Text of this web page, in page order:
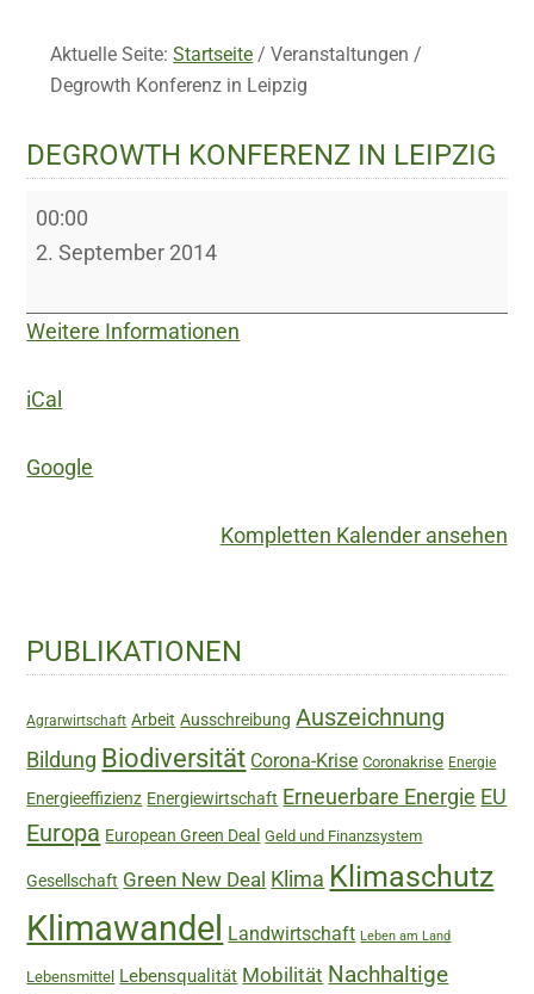
Aktuelle Seite:Startseite / Veranstaltungen/
Degrowth Konferenz in Leipzig
DEGROWTH KONFERENZ IN LEIPZIG
Degrowth
Konferenz
Leipzig
00:00
2. September 2014
Weitere Informationen
iCal
Google
Kompletten Kalender ansehen
Haupt-
Sidebar
PUBLIKATIONEN
Agrarwirtschaft Arbeit Ausschreibung Auszeichnung
Bildung Biodiversität Corona-Krise Coronakrise Energie
Energieeffizienz Energiewirtschaft Erneuerbare Energie EU
Europa European Green Deal Geld und Finanzsystem
Gesellschaft Green New Deal Klima Klimaschutz
Klimawandel Landwirtschaft Leben am Land
Lebensmittel Lebensqualität Mobilität Nachhaltige